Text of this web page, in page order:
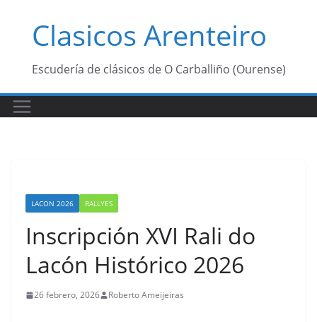
contenidoClasicos Arenteiro
Escudería de clásicos de O Carballiño (Ourense)
LACON 2026 RALLYES
Inscripción XVI Rali do
Lacón Histórico 2026
26 febrero, 2026 Roberto Ameijeiras